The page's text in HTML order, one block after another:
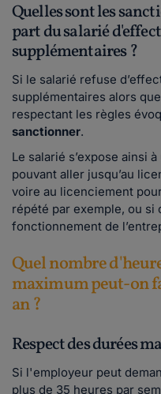
Quelles sont les
part du salarié
supplémentaires ?
Si le salarié refuse
supplémentaires alors
respectant les règles
sanctionner.
Le salarié s’expose ainsi à
pouvant aller jusqu’au
voire au licenciement
répété par exemple, ou si
fonctionnement de
Quel nombre
maximum peut-on
an ?
Respect des durées
Si l'employeur peut
plus de 35 heures par